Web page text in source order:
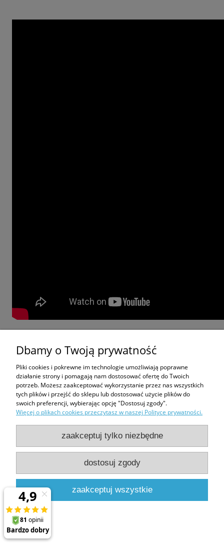
Bezpieczeństwo
Producent
FAKRO sp. z o.o.
33-300 Nowy Sącz, Polska
018 444-0-400
Produkty powiązane
Kołnierz Fakro EHV-AT 94x118
Dbamy o Twoją prywatność
Pliki cookies i pokrewne im technologie umożliwiają poprawne
działanie strony i pomagają nam dostosować ofertę do Twoich
potrzeb. Możesz zaakceptować wykorzystanie przez nas wszystkich
tych plików i przejść do sklepu lub dostosować użycie plików do
swoich preferencji, wybierając opcję "Dostosuj zgody".
Więcej o plikach cookies przeczytasz w naszej Polityce prywatności.
zaakceptuj tylko niezbędne
dostosuj zgody
zaakceptuj wszystkie